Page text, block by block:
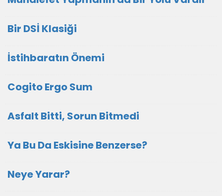
Bir DSİ Klasiği
İstihbaratın Önemi
Cogito Ergo Sum
Asfalt Bitti, Sorun Bitmedi
Ya Bu Da Eskisine Benzerse?
Neye Yarar?